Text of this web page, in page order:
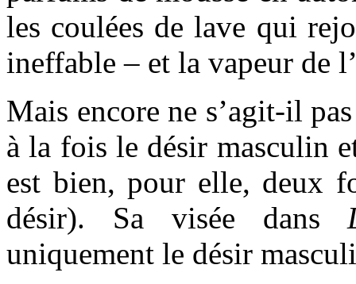
les coulées de lave qui
ineffable – et la vapeur de
Mais encore ne s’agit-il
à la fois le désir masculin
est bien, pour elle, deux
désir). Sa visée dans
uniquement le désir